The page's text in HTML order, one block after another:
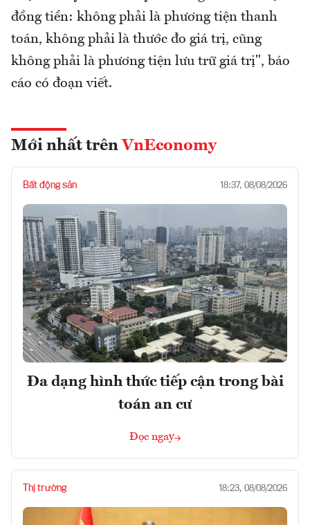
đồng tiền: không phải là phương tiện thanh
toán, không phải là thước đo giá trị, cũng
không phải là phương tiện lưu trữ giá trị", báo
cáo có đoạn viết.
Mới nhất trên VnEconomy
Bất động sản 18:37, 08/08/2026
Đa dạng hình thức tiếp cận trong bài
toán an cư
Đọc ngay
Thị trường 18:23, 08/08/2026